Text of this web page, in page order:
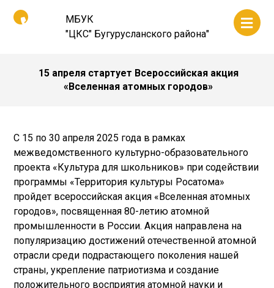
МБУК
"ЦКС" Бугурусланского района"
15 апреля стартует Всероссийская акция
«Вселенная атомных городов»
С 15 по 30 апреля 2025 года в рамках
межведомственного культурно-образовательного
проекта «Культура для школьников» при содействии
программы «Территория культуры Росатома»
пройдет всероссийская акция «Вселенная атомных
городов», посвященная 80-летию атомной
промышленности в России. Акция направлена на
популяризацию достижений отечественной атомной
отрасли среди подрастающего поколения нашей
страны, укрепление патриотизма и создание
положительного восприятия атомной науки и